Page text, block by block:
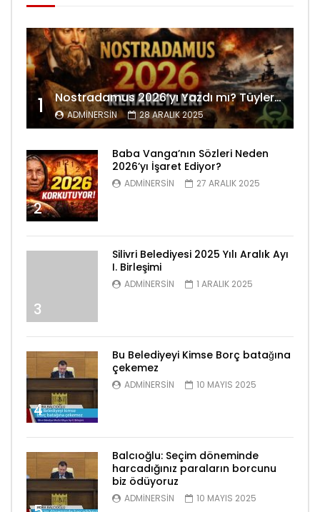
1 Nostradamus 2026’yı Yazdı mı? Tüyler Ürperten Kehanetler
ADMINERSIN 28 ARALIK 2025
2
Baba Vanga’nın Sözleri Neden
2026’yı İşaret Ediyor?
ADMINERSIN 27 ARALIK 2025
3
Silivri Belediyesi 2025 Yılı Aralık Ayı
I. Birleşimi
ADMINERSIN 1 ARALIK 2025
4
Bu Belediyeyi Kimse Borç batağına
çekemez
ADMINERSIN 10 MAYIS 2025
Balcıoğlu: Seçim döneminde
harcadığınız paraların borcunu
biz ödüyoruz
ADMINERSIN 10 MAYIS 2025